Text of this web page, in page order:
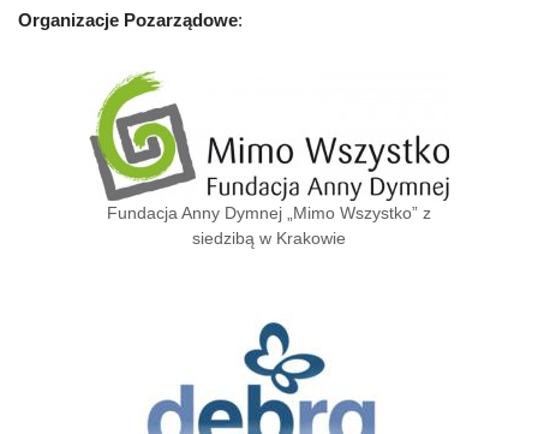
Organizacje Pozarządowe:
Fundacja Anny Dymnej „Mimo Wszystko” z
siedzibą w Krakowie